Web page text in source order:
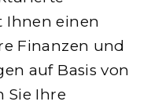
Ihnen einen
Finanzen und
auf Basis von
Sie Ihre